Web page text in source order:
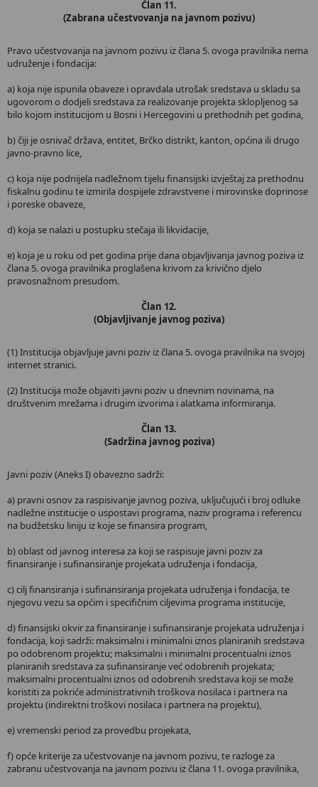
Član 11.
(Zabrana učestvovanja na javnom pozivu)
Pravo učestvovanja na javnom pozivu iz člana 5. ovoga pravilnika nema
udruženje i fondacija:
a) koja nije ispunila obaveze i opravdala utrošak sredstava u skladu sa
ugovorom o dodjeli sredstava za realizovanje projekta sklopljenog sa
bilo kojom institucijom u Bosni i Hercegovini u prethodnih pet godina,
b) čiji je osnivač država, entitet, Brčko distrikt, kanton, općina ili drugo
javno-pravno lice,
c) koja nije podnijela nadležnom tijelu finansijski izvještaj za prethodnu
fiskalnu godinu te izmirila dospijele zdravstvene i mirovinske doprinose
i poreske obaveze,
d) koja se nalazi u postupku stečaja ili likvidacije,
e) koja je u roku od pet godina prije dana objavljivanja javnog poziva iz
člana 5. ovoga pravilnika proglašena krivom za krivično djelo
pravosnažnom presudom.
Član 12.
(Objavljivanje javnog poziva)
(1) Institucija objavljuje javni poziv iz člana 5. ovoga pravilnika na svojoj
internet stranici.
(2) Institucija može objaviti javni poziv u dnevnim novinama, na
društvenim mrežama i drugim izvorima i alatkama informiranja.
Član 13.
(Sadržina javnog poziva)
Javni poziv (Aneks I) obavezno sadrži:
a) pravni osnov za raspisivanje javnog poziva, uključujući i broj odluke
nadležne institucije o uspostavi programa, naziv programa i referencu
na budžetsku liniju iz koje se finansira program,
b) oblast od javnog interesa za koji se raspisuje javni poziv za
finansiranje i sufinansiranje projekata udruženja i fondacija,
c) cilj finansiranja i sufinansiranja projekata udruženja i fondacija, te
njegovu vezu sa općim i specifičnim ciljevima programa institucije,
d) finansijski okvir za finansiranje i sufinansiranje projekata udruženja i
fondacija, koji sadrži: maksimalni i minimalni iznos planiranih sredstava
po odobrenom projektu; maksimalni i minimalni procentualni iznos
planiranih sredstava za sufinansiranje već odobrenih projekata;
maksimalni procentualni iznos od odobrenih sredstava koji se može
koristiti za pokriće administrativnih troškova nosilaca i partnera na
projektu (indirektni troškovi nosilaca i partnera na projektu),
e) vremenski period za provedbu projekata,
f) opće kriterije za učestvovanje na javnom pozivu, te razloge za
zabranu učestvovanja na javnom pozivu iz člana 11. ovoga pravilnika,